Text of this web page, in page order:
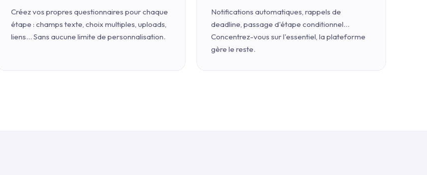
Créez vos propres questionnaires pour chaque
étape : champs texte, choix multiples, uploads,
liens… Sans aucune limite de personnalisation.
Notifications automatiques, rappels de
deadline, passage d'étape conditionnel…
Concentrez-vous sur l'essentiel, la plateforme
gère le reste.